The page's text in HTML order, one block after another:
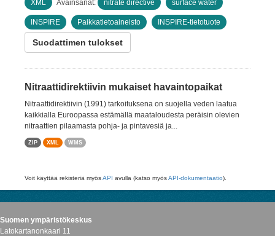
XML Avainsanat: nitrate directive surface water
INSPIRE Paikkatietoaineisto INSPIRE-tietotuote
Suodattimen tulokset
Nitraattidirektiivin mukaiset havaintopaikat
Nitraattidirektiivin (1991) tarkoituksena on suojella veden laatua
kaikkialla Euroopassa estämällä maataloudesta peräisin olevien
nitraattien pilaamasta pohja- ja pintavesiä ja...
ZIP XML WMS
Voit käyttää rekisteriä myösAPI avulla (katso myösAPI-dokumentaatio).
Suomen ympäristökeskus
Latokartanonkaari 11